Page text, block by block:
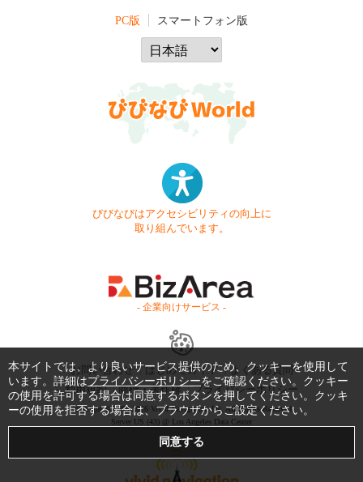
PC版 スマートフォン版
びびなびはアクセシビリティの向上に
取り組んでいます。
- 企業向けサービス -
お問い合わせ はじめてガイド
よくある質問
利用規約
商標・著作権 プライバシーポリシー
Copyright © 1999-2026 Vivid Navigation, Inc. All Rights Reserved.
Server US (43) @ Los Angeles Data Center
本サイトでは、より良いサービス提供のため、クッキーを使用して
います。詳細はプライバシーポリシーをご確認ください。クッキー
の使用を許可する場合は同意するボタンを押してください。クッキ
ーの使用を拒否する場合は、ブラウザからご設定ください。